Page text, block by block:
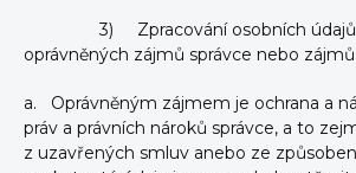
3) Zpracování osobních údajů
oprávněných zájmů správce nebo
a. Oprávněným zájmem je ochrana a
práv a právních nároků správce, a to
z uzavřených smluv anebo ze